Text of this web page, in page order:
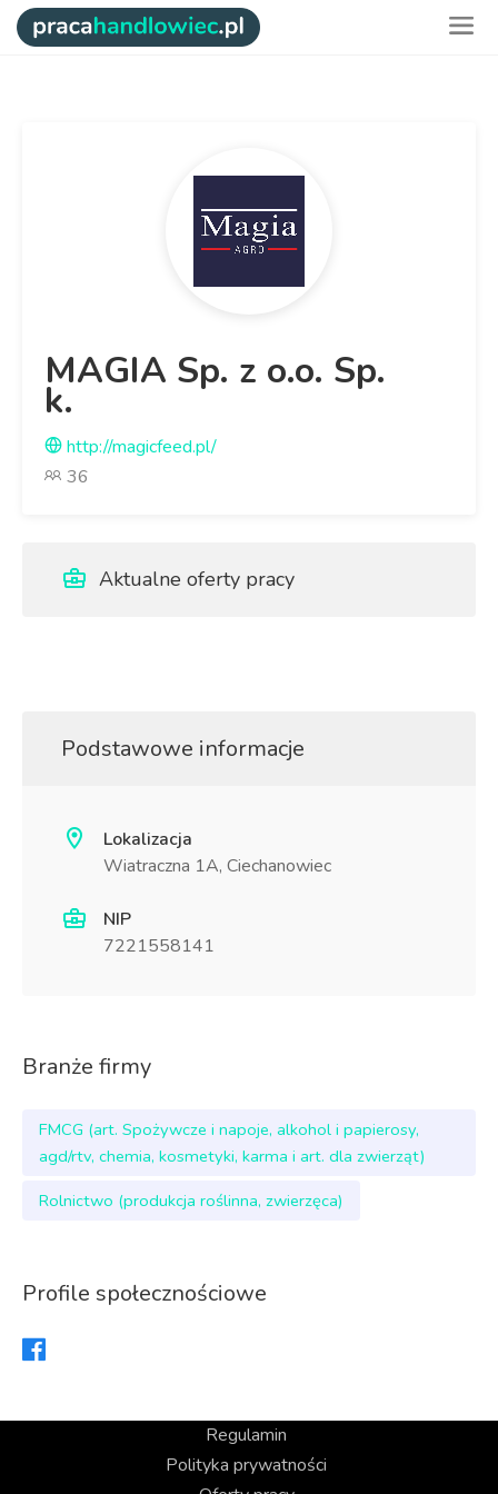
MAGIA Sp. z o.o. Sp.
k.
http://magicfeed.pl/
36
Aktualne oferty pracy
Podstawowe informacje
Lokalizacja
Wiatraczna 1A, Ciechanowiec
NIP
7221558141
Branże firmy
FMCG (art. Spożywcze i napoje, alkohol i papierosy,
agd/rtv, chemia, kosmetyki, karma i art. dla zwierząt)
Rolnictwo (produkcja roślinna, zwierzęca)
Profile społecznościowe
Regulamin
Polityka prywatności